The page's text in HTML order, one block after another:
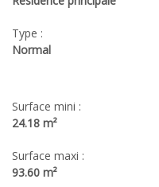
Type :
Normal
Surface mini :
24.18 m²
Surface maxi :
93.60 m²